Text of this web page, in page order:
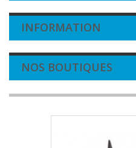
INFORMATION
NOS BOUTIQUES